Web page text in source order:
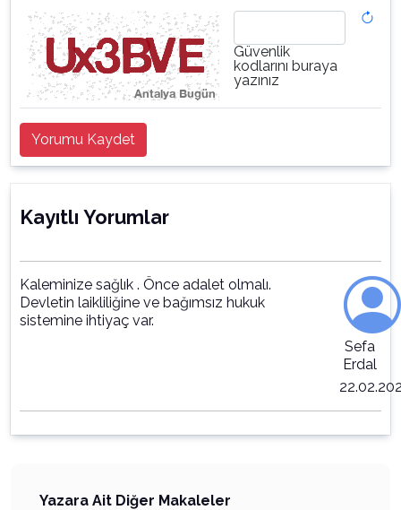
Güvenlik
kodlarını buraya
yazınız
Yorumu Kaydet
Kayıtlı Yorumlar
Kaleminize sağlık . Önce adalet olmalı.
Devletin laikliliğine ve bağımsız hukuk
sistemine ihtiyaç var.
Sefa
Erdal
Yazara Ait Diğer Makaleler